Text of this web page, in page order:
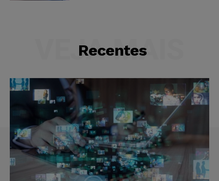
Recentes
VEJA MAIS